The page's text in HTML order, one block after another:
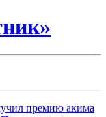
премию акима